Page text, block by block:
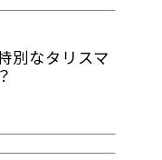
別なタリスマ